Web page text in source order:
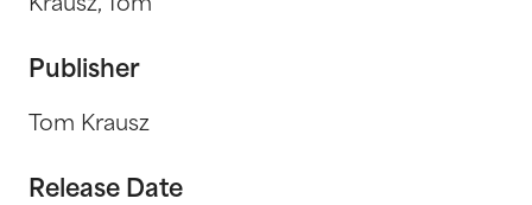
Krausz, Tom
Publisher
Tom Krausz
Release Date